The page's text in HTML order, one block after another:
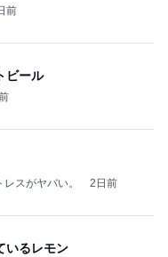
前
ビール
スがヤバい。 2日前
いるレモン